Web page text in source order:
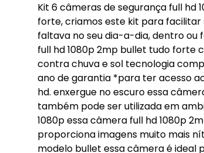
Kit 6 câmeras de segurança full
forte, criamos este kit para facilitar
faltava no seu dia-a-dia, dentro ou
full hd 1080p 2mp bullet tudo forte
contra chuva e sol tecnologia
ano de garantia *para ter acesso
hd. enxergue no escuro essa
também pode ser utilizada em
1080p essa câmera full hd 1080p
proporciona imagens muito mais
modelo bullet essa câmera é ideal